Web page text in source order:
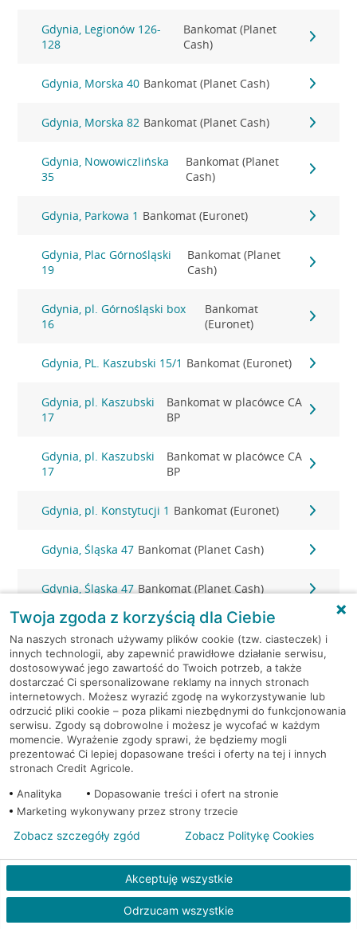
Gdynia, Legionów 126-
128
Bankomat (Planet
Cash)
Gdynia, Morska 40 Bankomat (Planet Cash)
Gdynia, Morska 82 Bankomat (Planet Cash)
Gdynia, Nowowiczlińska
35
Bankomat (Planet
Cash)
Gdynia, Parkowa 1 Bankomat (Euronet)
Gdynia, Plac Górnośląski
19
Bankomat (Planet
Cash)
Gdynia, pl. Górnośląski box
16
Bankomat
(Euronet)
Gdynia, PL. Kaszubski 15/1 Bankomat (Euronet)
Gdynia, pl. Kaszubski
17
Bankomat w placówce CA
BP
Gdynia, pl. Kaszubski
17
Bankomat w placówce CA
BP
Gdynia, pl. Konstytucji 1 Bankomat (Euronet)
Gdynia, Śląska 47 Bankomat (Planet Cash)
Gdynia, Śląska 47 Bankomat (Planet Cash)
Gdynia, Strażacka 2 Bankomat (Planet Cash)
Gdynia, Świętojańska 36 Bankomat (Planet Cash)
Gdynia, ul. 10-go Lutego 11 Bankomat (Euronet)
Gdynia, ul. 10-go Lutego 11 Bankomat (Euronet)
Gdynia, ul. 10 Lutego 6A Bankomat (Euronet)
Gdynia, ul. Abrahama 46 A-B Bankomat (Euronet)
Gdynia, ul. Bosmańska 45 Bankomat (Euronet)
Twoja zgoda z korzyścią dla Ciebie
Na naszych stronach używamy plików cookie (tzw. ciasteczek) i
innych technologii, aby zapewnić prawidłowe działanie serwisu,
dostosowywać jego zawartość do Twoich potrzeb, a także
dostarczać Ci spersonalizowane reklamy na innych stronach
internetowych. Możesz wyrazić zgodę na wykorzystywanie lub
odrzucić pliki cookie – poza plikami niezbędnymi do funkcjonowania
serwisu. Zgody są dobrowolne i możesz je wycofać w każdym
momencie. Wyrażenie zgody sprawi, że będziemy mogli
prezentować Ci lepiej dopasowane treści i oferty na tej i innych
stronach Credit Agricole.
Analityka
Dopasowanie treści i ofert na stronie
Marketing wykonywany przez strony trzecie
Akceptuję wszystkie
Odrzucam wszystkie
Zobacz szczegóły zgód Zobacz Politykę Cookies